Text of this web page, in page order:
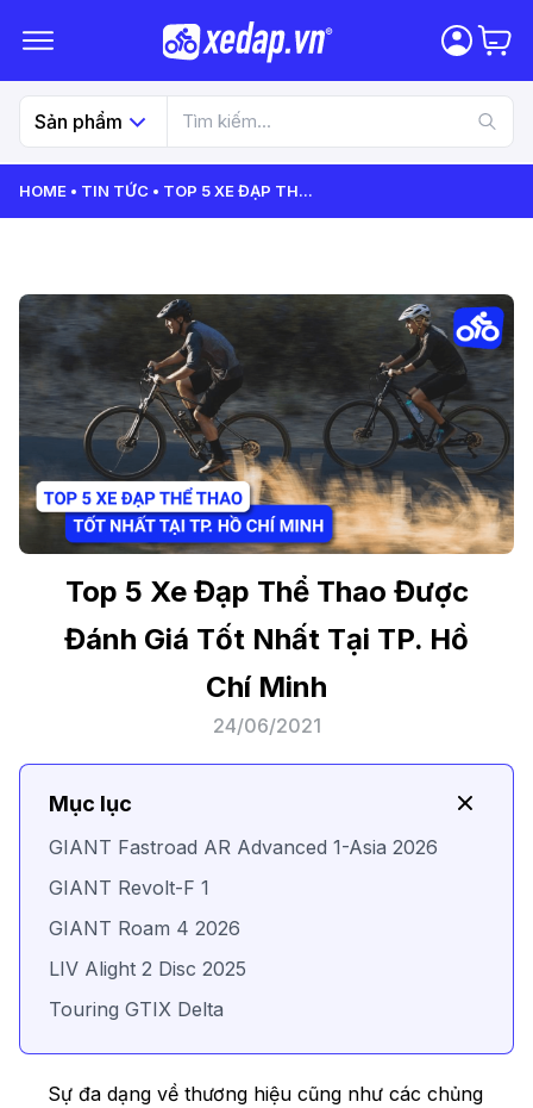
Sản phẩm
HOME TIN TỨC TOP 5 XE ĐẠP TH...
Top 5 Xe Đạp Thể Thao Được
Đánh Giá Tốt Nhất Tại TP. Hồ
Chí Minh
24/06/2021
Mục lục
GIANT Fastroad AR Advanced 1-Asia 2026
GIANT Revolt-F 1
GIANT Roam 4 2026
LIV Alight 2 Disc 2025
Touring GTIX Delta
Sự đa dạng về thương hiệu cũng như các chủng